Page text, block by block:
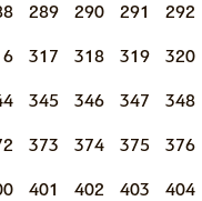
289 290 291 292
317 318 319 320
345 346 347 348
373 374 375 376
401 402 403 404